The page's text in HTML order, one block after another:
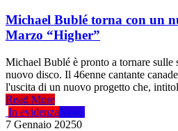
Michael Bublé torna con un
Marzo “Higher”
Michael Bublé è pronto a tornare sulle
nuovo disco. Il 46enne cantante
l'uscita di un nuovo progetto che,
Read More
In evidenzaNews
7 Gennaio 20250